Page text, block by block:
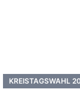
KREISTAGSWAHL